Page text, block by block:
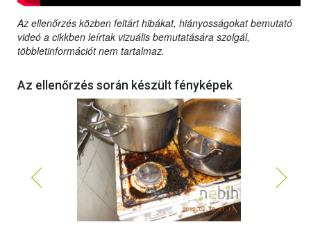
Az ellenőrzés közben feltárt hibákat, hiányosságokat bemutató
videó a cikkben leírtak vizuális bemutatására szolgál,
többletinformációt nem tartalmaz.
Az ellenőrzés során készült fényképek